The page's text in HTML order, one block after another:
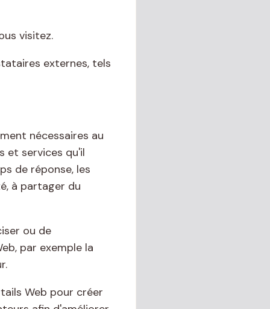
visitez.
externes, tels
nécessaires au
et services qu'il
de réponse, les
à partager du
ou de
par exemple la
Web pour créer